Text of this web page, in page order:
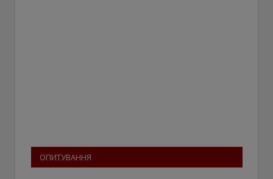
ОПИТУВАННЯ